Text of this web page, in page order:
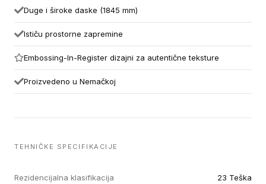
Duge i široke daske (1845 mm)
Ističu prostorne zapremine
Embossing-In-Register dizajni za autentične teksture
Proizvedeno u Nemačkoj
TEHNIČKE SPECIFIKACIJE
Rezidencijalna klasifikacija 23 Teška